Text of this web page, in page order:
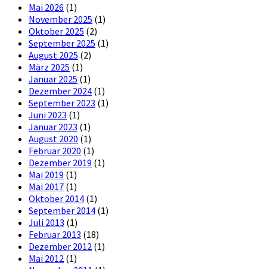
Mai 2026 (1)
November 2025 (1)
Oktober 2025 (2)
September 2025 (1)
August 2025 (2)
März 2025 (1)
Januar 2025 (1)
Dezember 2024 (1)
September 2023 (1)
Juni 2023 (1)
Januar 2023 (1)
August 2020 (1)
Februar 2020 (1)
Dezember 2019 (1)
Mai 2019 (1)
Mai 2017 (1)
Oktober 2014 (1)
September 2014 (1)
Juli 2013 (1)
Februar 2013 (18)
Dezember 2012 (1)
Mai 2012 (1)